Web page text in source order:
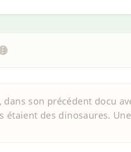
son précédent docu
étaient des dinosaures.